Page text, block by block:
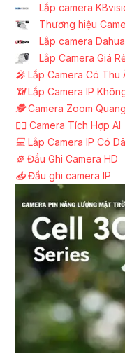
Lắp camera
Thương hiệu
Lắp camera
Lắp Camera Giá
️🎤️ Lắp Camera Có Thu
📶Lắp Camera IP
🕵️Camera Zoom Quang
🧛‍♀️ Camera Tích Hợp AI
💻 Lắp Camera IP Có
⚙️ Đầu Ghi Camera HD
📥Đầu ghi camera IP